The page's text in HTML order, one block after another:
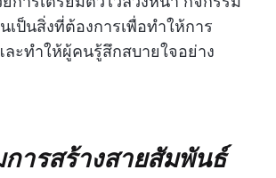
เป็นสิ่งที่ต้องการเพื่อทำให้การ
ะทำให้ผู้คนรู้สึกสบายใจอย่าง
การสร้างสายสัมพันธ์